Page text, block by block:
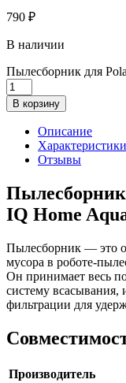
790 ₽
В наличии
Пылесборник для
В корзину
Описание
Характеристики
Отзывы
IQ Home
Пылесборник — это
мусора в роботе-
Он принимает весь
систему всасывания,
фильтрации для
Производитель